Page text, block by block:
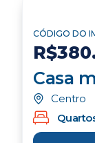
Centro